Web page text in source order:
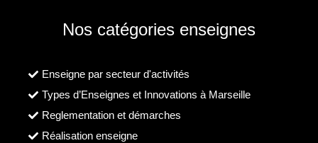
Nos catégories enseignes
Enseigne par secteur d'activités
Types d’Enseignes et Innovations à Marseille
Reglementation et démarches
Réalisation enseigne